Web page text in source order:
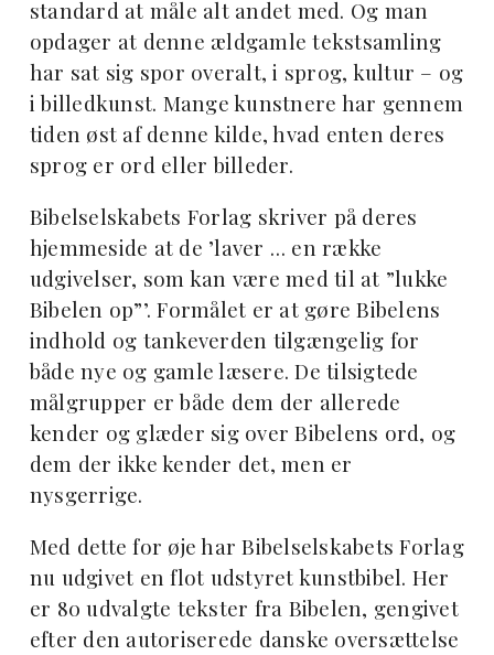
standard at måle alt andet med. Og man
opdager at denne ældgamle tekstsamling
har sat sig spor overalt, i sprog, kultur – og
i billedkunst. Mange kunstnere har gennem
tiden øst af denne kilde, hvad enten deres
sprog er ord eller billeder.
Bibelselskabets Forlag skriver på deres
hjemmeside at de ’laver … en række
udgivelser, som kan være med til at ”lukke
Bibelen op”’. Formålet er at gøre Bibelens
indhold og tankeverden tilgængelig for
både nye og gamle læsere. De tilsigtede
målgrupper er både dem der allerede
kender og glæder sig over Bibelens ord, og
dem der ikke kender det, men er
nysgerrige.
Med dette for øje har Bibelselskabets Forlag
nu udgivet en flot udstyret kunstbibel. Her
er 80 udvalgte tekster fra Bibelen, gengivet
efter den autoriserede danske oversættelse